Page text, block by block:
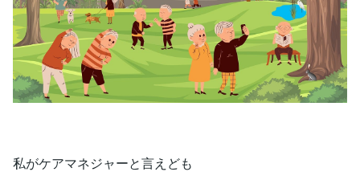
私がケアマネジャーと言えども